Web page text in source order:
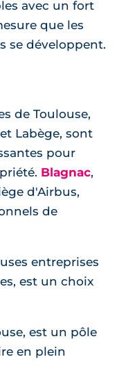
avec un fort
que les
se développent.
de Toulouse,
Labège, sont
pour
Blagnac,
d'Airbus,
de
entreprises
est un choix
est un pôle
en plein